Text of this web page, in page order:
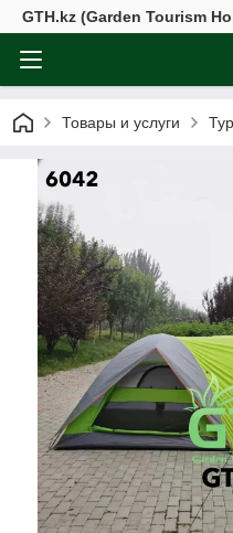
GTH.kz (Garden Tourism
Товары и услуги